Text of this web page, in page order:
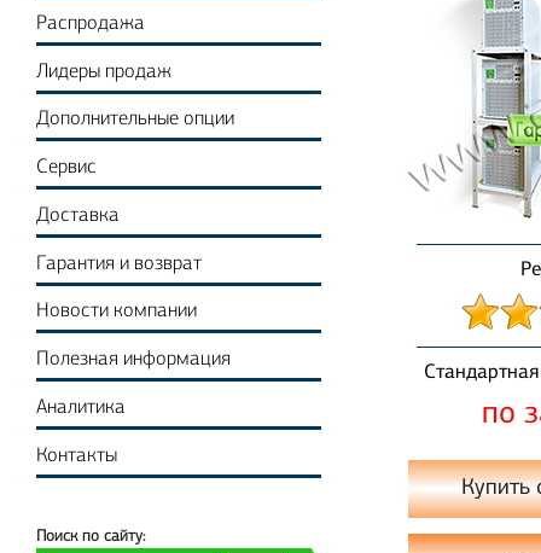
Распродажа
Лидеры продаж
Дополнительные опции
Сервис
Доставка
Гарантия и возврат
Новости компании
Полезная информация
Аналитика
Контакты
Поиск по сайту:
по
Купить